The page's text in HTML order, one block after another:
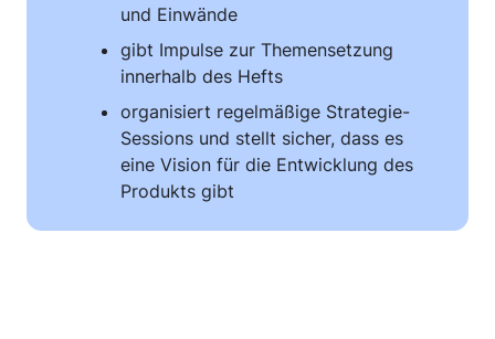
und Einwände
gibt Impulse zur Themensetzung
innerhalb des Hefts
organisiert regelmäßige Strategie-
Sessions und stellt sicher, dass es
eine Vision für die Entwicklung des
Produkts gibt